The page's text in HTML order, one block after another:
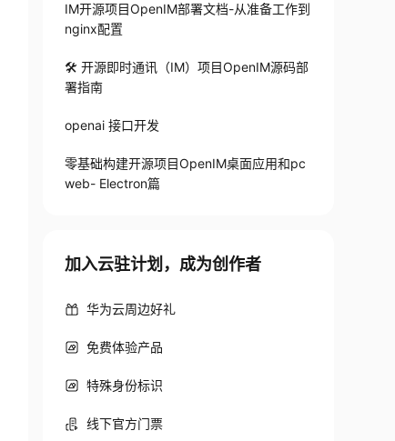
IM开源项目OpenIM部署文档-从准备工作到
nginx配置
🛠 开源即时通讯（IM）项目OpenIM源码部
署指南
openai 接口开发
零基础构建开源项目OpenIM桌面应用和pc
web- Electron篇
加入云驻计划，成为创作者
华为云周边好礼
免费体验产品
特殊身份标识
线下官方门票